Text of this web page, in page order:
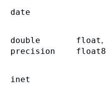
date
double
precision
float,
float8
inet